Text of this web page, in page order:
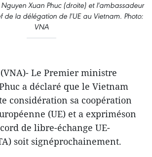
Xuan Phuc (droite) et l'ambassadeur
de la délégation de l'UE au Vietnam. Photo:
VNA
Le Premier ministre
a déclaré que le Vietnam
considération sa coopération
(UE) et a expriméson
de libre-échange UE-
soit signéprochainement.